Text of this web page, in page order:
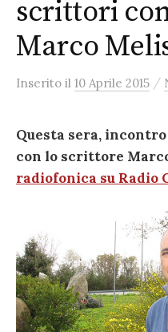
scrittori
Marco
Inserito il 10 Aprile 2015 /
Questa sera,
con lo scrittore
radiofonica su Radio